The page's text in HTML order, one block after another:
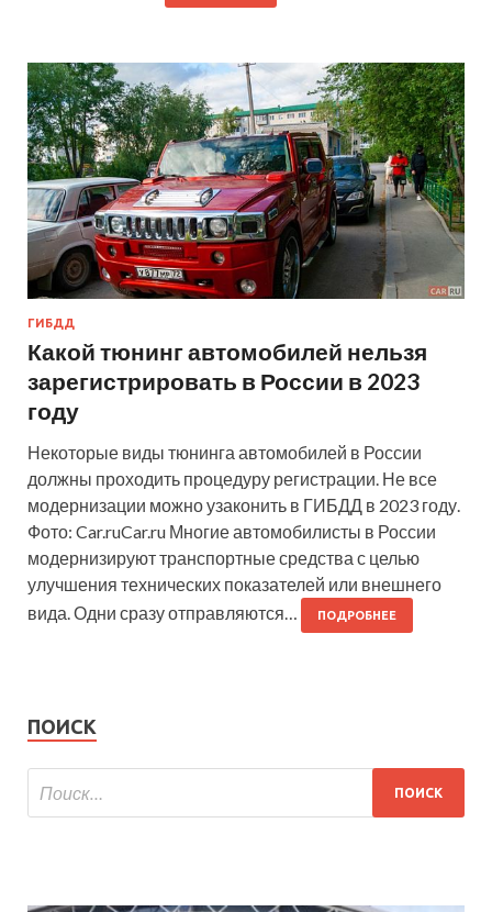
ГИБДД
Какой тюнинг автомобилей нельзя
зарегистрировать в России в 2023
году
Некоторые виды тюнинга автомобилей в России
должны проходить процедуру регистрации. Не все
модернизации можно узаконить в ГИБДД в 2023 году.
Фото: Car.ruCar.ru Многие автомобилисты в России
модернизируют транспортные средства с целью
улучшения технических показателей или внешнего
вида. Одни сразу отправляются…
ПОДРОБНЕЕ
ПОИСК